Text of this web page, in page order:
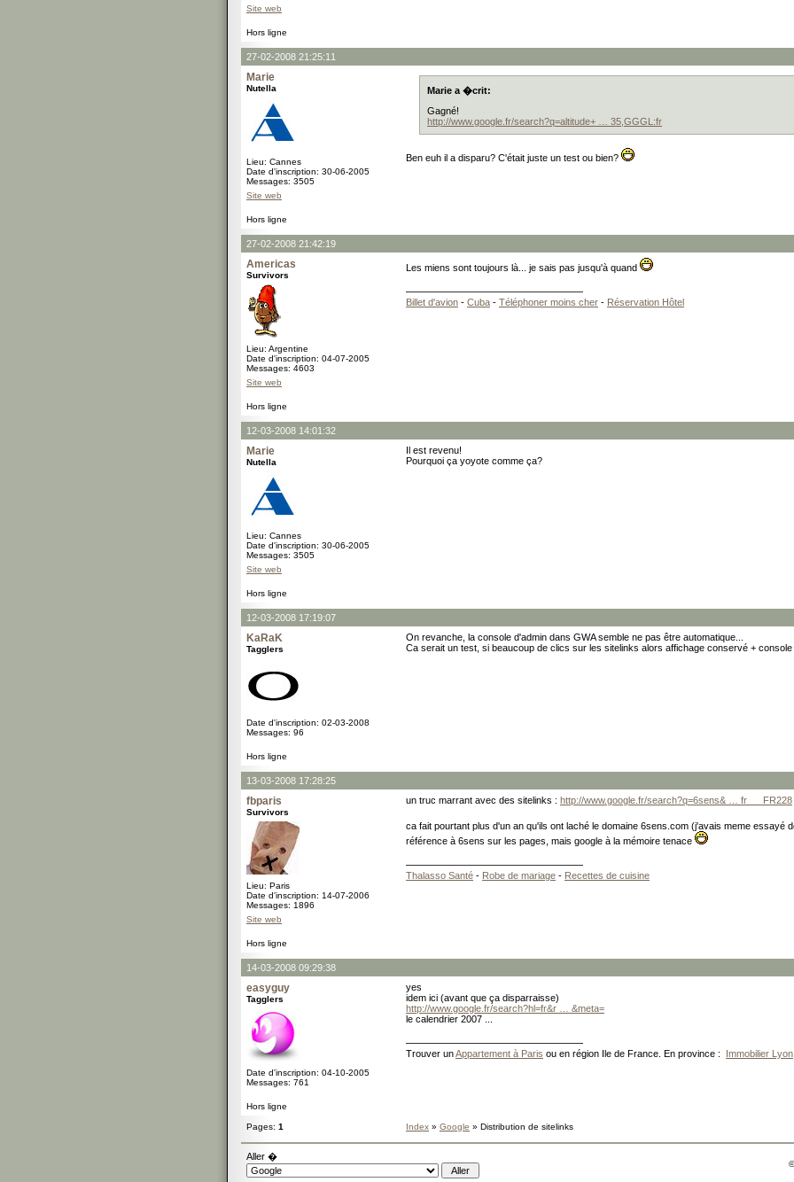
Site web
Hors ligne
27-02-2008 21:25:11
Marie
Nutella
Lieu: Cannes
Date d'inscription: 30-06-2005
Messages: 3505
Site web
Marie a �crit:
Gagné!
http://www.google.fr/search?q=altitude+ … 35,GGGL:fr
Ben euh il a disparu? C'était juste un test ou bien?
Hors ligne
27-02-2008 21:42:19
Americas
Survivors
Lieu: Argentine
Date d'inscription: 04-07-2005
Messages: 4603
Site web
Les miens sont toujours là... je sais pas jusqu'à quand
Billet d'avion - Cuba - Téléphoner moins cher - Réservation Hôtel
Hors ligne
12-03-2008 14:01:32
Marie
Nutella
Lieu: Cannes
Date d'inscription: 30-06-2005
Messages: 3505
Site web
Il est revenu!
Pourquoi ça yoyote comme ça?
Hors ligne
12-03-2008 17:19:07
KaRaK
Tagglers
Date d'inscription: 02-03-2008
Messages: 96
On revanche, la console d'admin dans GWA semble ne pas être automatique...
Ca serait un test, si beaucoup de clics sur les sitelinks alors affichage conservé + console
Hors ligne
13-03-2008 17:28:25
fbparis
Survivors
Lieu: Paris
Date d'inscription: 14-07-2006
Messages: 1896
Site web
un truc marrant avec des sitelinks : http://www.google.fr/search?q=6sens& … fr___FR228
ca fait pourtant plus d'un an qu'ils ont laché le domaine 6sens.com (j'avais meme essayé
référence à 6sens sur les pages, mais google à la mémoire tenace
Thalasso Santé - Robe de mariage - Recettes de cuisine
Hors ligne
14-03-2008 09:29:38
easyguy
Tagglers
Date d'inscription: 04-10-2005
Messages: 761
yes
idem ici (avant que ça disparraisse)
http://www.google.fr/search?hl=fr&r … &meta=
le calendrier 2007 ...
Trouver unAppartement à Paris ou en région Ile de France. En province : Immobilier Lyon
Hors ligne
Pages: 1 Index » Google » Distribution de sitelinks
Aller �